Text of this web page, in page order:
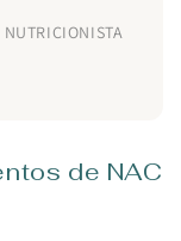
de NAC